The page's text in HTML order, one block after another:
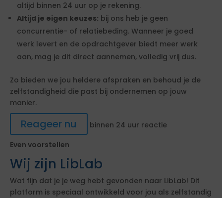
altijd binnen 24 uur op je rekening.
Altijd je eigen keuzes: bij ons heb je geen
concurrentie- of relatiebeding. Wanneer je goed
werk levert en de opdrachtgever biedt meer werk
aan, mag je dit direct aannemen, volledig vrij dus.
Zo bieden we jou heldere afspraken en behoud je de
zelfstandigheid die past bij ondernemen op jouw
manier.
Reageer nu
binnen 24 uur reactie
Even voorstellen
Wij zijn LibLab
Wat fijn dat je je weg hebt gevonden naar LibLab! Dit
platform is speciaal ontwikkeld voor jou als zelfstandig